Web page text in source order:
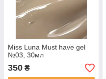
Miss Luna Must have gel
№03, 30мл
350 ₴